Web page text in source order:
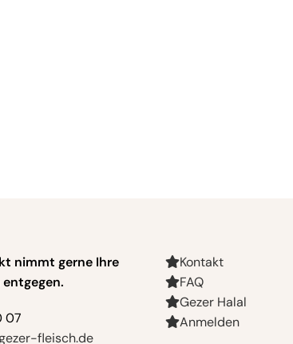
nimmt gerne Ihre
07
fleisch.de
Kontakt
FAQ
Gezer Halal
Anmelden